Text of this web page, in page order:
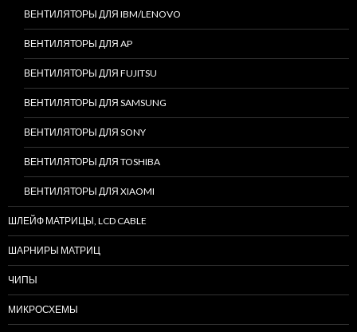
ВЕНТИЛЯТОРЫ ДЛЯ IBM/LENOVO
ВЕНТИЛЯТОРЫ ДЛЯ AP
ВЕНТИЛЯТОРЫ ДЛЯ FUJITSU
ВЕНТИЛЯТОРЫ ДЛЯ SAMSUNG
ВЕНТИЛЯТОРЫ ДЛЯ SONY
ВЕНТИЛЯТОРЫ ДЛЯ TOSHIBA
ВЕНТИЛЯТОРЫ ДЛЯ XIAOMI
ШЛЕЙФ МАТРИЦЫ, LCD CABLE
ШАРНИРЫ МАТРИЦ
ЧИПЫ
МИКРОСХЕМЫ